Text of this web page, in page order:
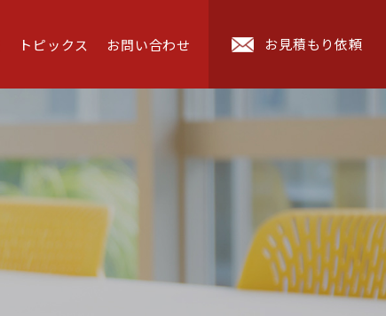
トピックス お問い合わせ お見積もり依頼